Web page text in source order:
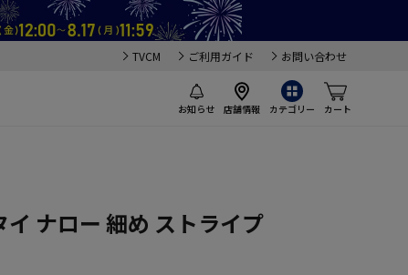
TVCM ご利用ガイド お問い合わせ
お知らせ 店舗情報 カテゴリー カート
イ ナロー 細め ストライプ